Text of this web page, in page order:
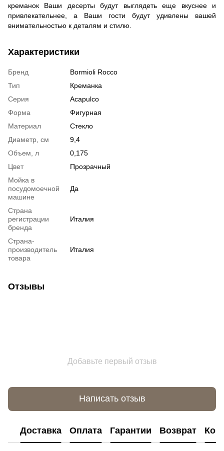
креманок Ваши десерты будут выглядеть еще вкуснее и
привлекательнее, а Ваши гости будут удивлены вашей
внимательностью к деталям и стилю.
Характеристики
Бренд
Bormioli Rocco
Тип
Креманка
Серия
Acapulco
Форма
Фигурная
Материал
Стекло
Диаметр, см
9,4
Объем, л
0,175
Цвет
Прозрачный
Мойка в
посудомоечной
машине
Да
Страна
регистрации
бренда
Италия
Страна-
производитель
товара
Италия
Отзывы
Добавьте первый отзыв
Написать отзыв
Доставка Оплата Гарантии Возврат